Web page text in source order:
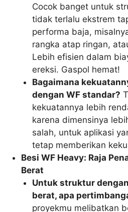
Cocok banget untuk
tidak terlalu ekstrem
performa baja,
rangka atap ringan,
Lebih efisien dalam
ereksi. Gaspol hemat!
Bagaimana
dengan WF standar?
kekuatannya lebih
karena dimensinya
salah, untuk aplikasi
tetap memberikan
Besi WF Heavy: Raja
Berat
Untuk struktur
berat, apa
proyekmu melibatkan